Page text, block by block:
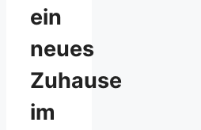
ein
neues
Zuhause
im